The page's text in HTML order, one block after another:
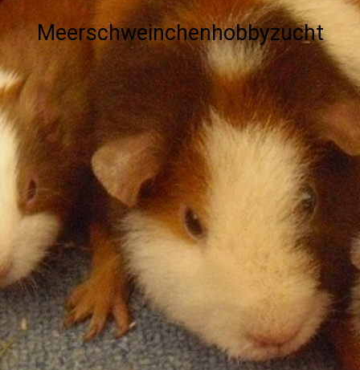
Meerschweinchenhobbyzucht